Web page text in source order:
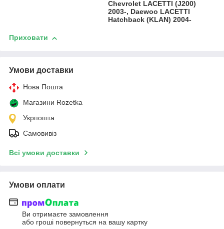
Chevrolet LACETTI (J200)
2003-, Daewoo LACETTI
Hatchback (KLAN) 2004-
Приховати
Умови доставки
Нова Пошта
Магазини Rozetka
Укрпошта
Самовивіз
Всі умови доставки
Умови оплати
Ви отримаєте замовлення
або гроші повернуться на вашу картку